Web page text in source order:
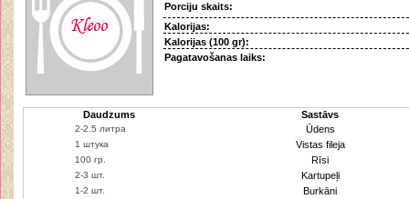
Porciju skaits:
Kalorijas:
Kalorijas (100 gr):
Pagatavošanas laiks:
Daudzums
Sastāvs
Ūdens
Vistas fileja
Rīsi
Kartupeļi
Burkāni